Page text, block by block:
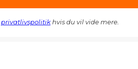
privatlivspolitikhvis du vil vide mere.